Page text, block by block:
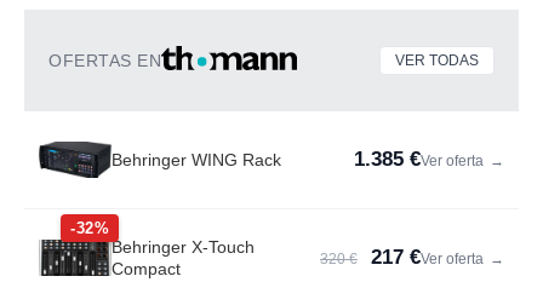
OFERTAS EN VER TODAS
Behringer WING Rack 1.385 €Ver oferta →
-32%
Behringer X-Touch
Compact
320 € 217 €Ver oferta →